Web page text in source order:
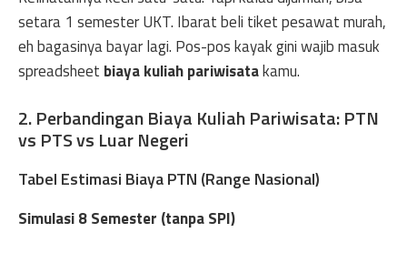
setara 1 semester UKT. Ibarat beli tiket pesawat murah,
eh bagasinya bayar lagi. Pos-pos kayak gini wajib masuk
spreadsheet biaya kuliah pariwisatakamu.
2. Perbandingan Biaya Kuliah Pariwisata: PTN
vs PTS vs Luar Negeri
Tabel Estimasi Biaya PTN (Range Nasional)
Simulasi 8 Semester (tanpa SPI)